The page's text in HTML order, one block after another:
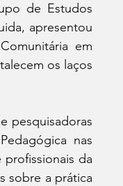
de Estudos
apresentou
em
os laços
pesquisadoras
nas
da
sobre a prática